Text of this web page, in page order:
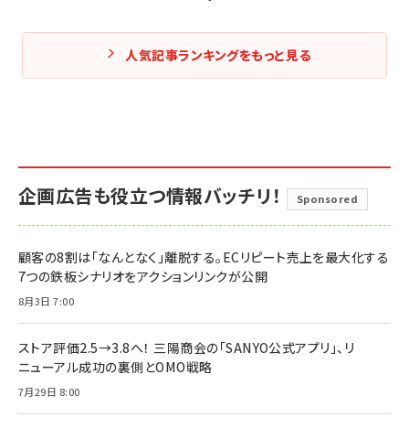
人気記事ランキングをもっと見る
企画広告も役立つ情報バッチリ！ Sponsored
顧客の8割は「なんとなく」離脱する。ECリピート売上を最大化する
7つの鉄板シナリオをアクションリンクが公開
8月3日 7:00
ストア評価2.5→3.8へ！ 三陽商会の「SANYO公式アプリ」、リ
ニューアル成功の裏側とOMO戦略
7月29日 8:00